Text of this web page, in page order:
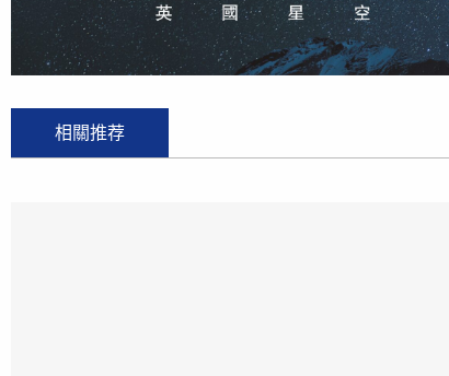
相關推荐